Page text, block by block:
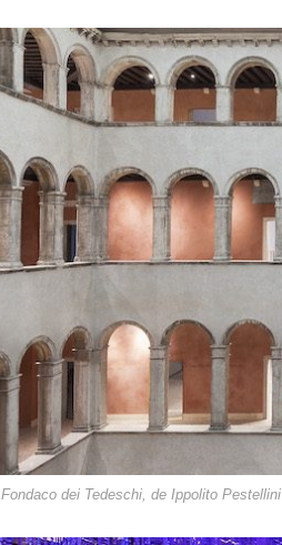
Fondaco dei Tedeschi, de Ippolito Pestellini